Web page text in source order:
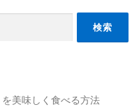
美味しく食べる方法